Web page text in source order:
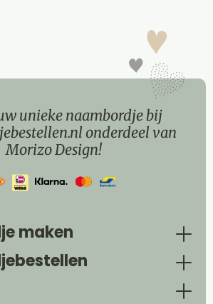
unieke naambordje bij
onderdeel van
Morizo Design!
maken